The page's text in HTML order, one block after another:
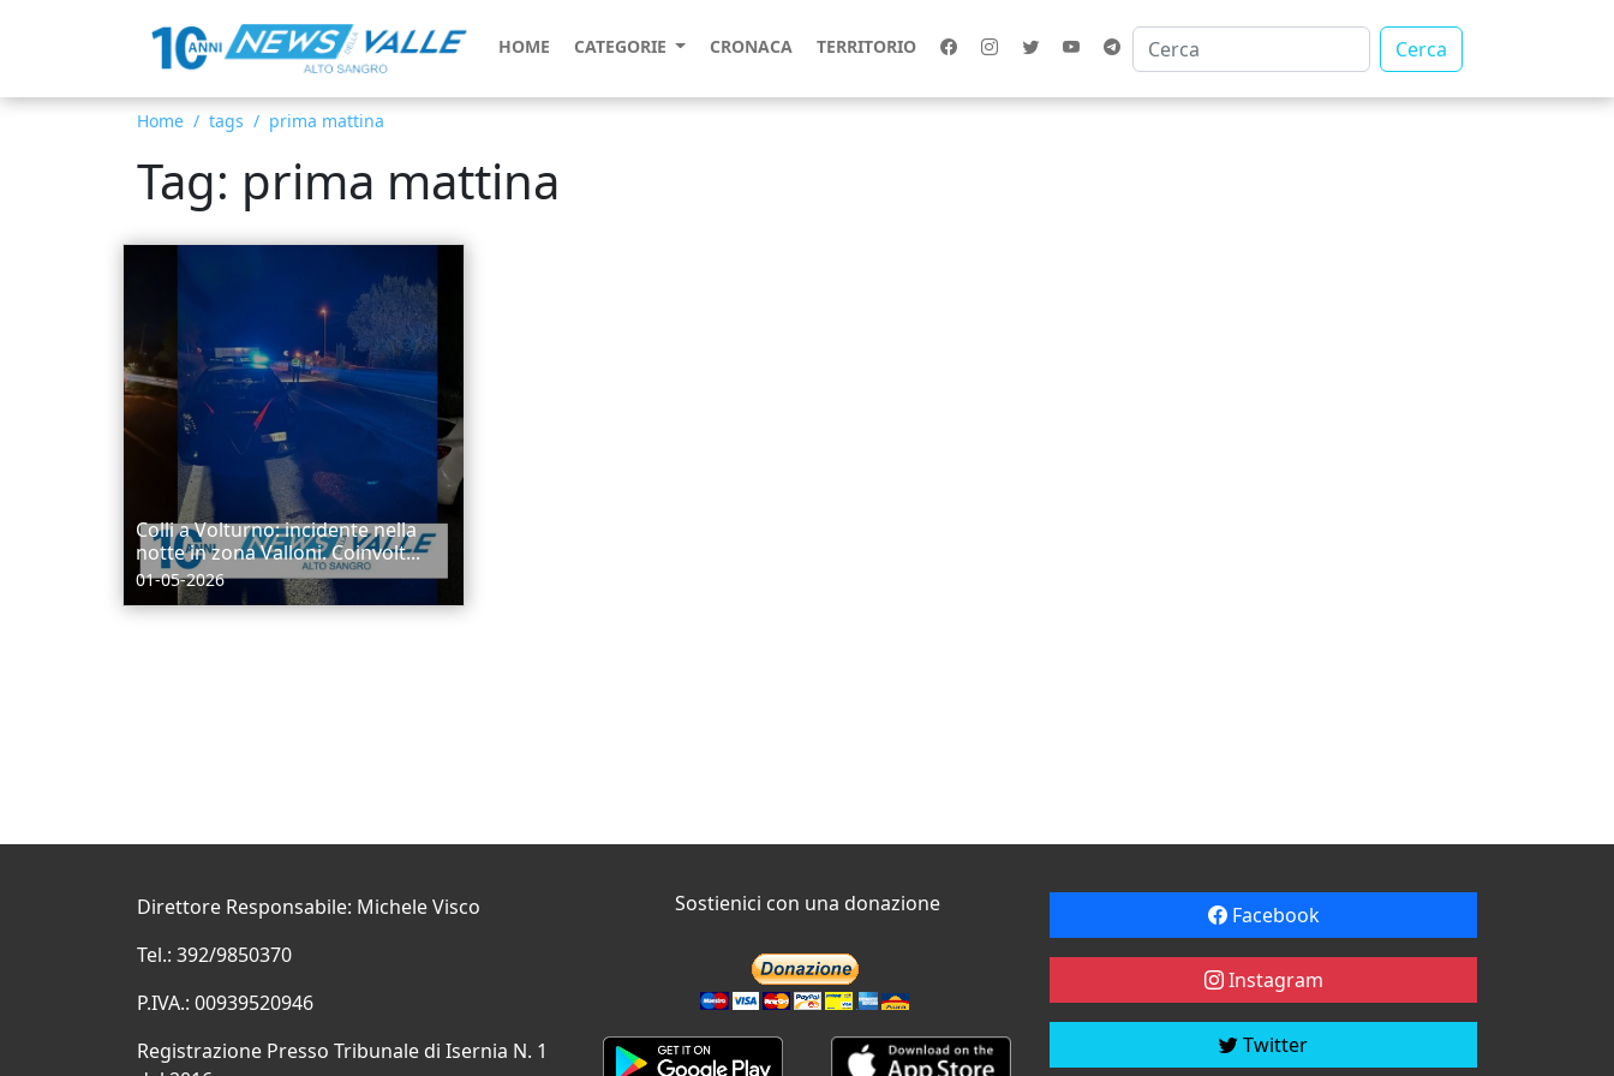
HOME CATEGORIE CRONACA TERRITORIO Cerca
Home tags prima mattina
Tag: prima mattina
Colli a Volturno: incidente nella
notte in zona Valloni. Coinvolt...
01-05-2026
Direttore Responsabile: Michele Visco
Tel.: 392/9850370
P.IVA.: 00939520946
Registrazione Presso Tribunale di Isernia N. 1
Sostienici con una donazione Facebook
Instagram
Twitter